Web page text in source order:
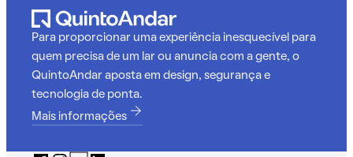
Para proporcionar uma experiência inesquecível para
quem precisa de um lar ou anuncia com a gente, o
QuintoAndar aposta em design, segurança e
tecnologia de ponta.
Mais informações